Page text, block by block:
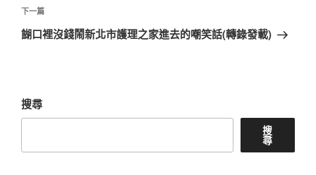
章
下
一
下一篇
餬口裡沒錢鬧新北市護理之家進去的嘲笑話(轉錄發載)
搜尋
搜
尋